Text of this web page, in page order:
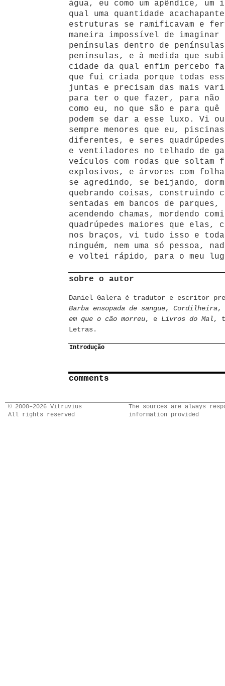
água, eu como um apêndice, um
qual uma quantidade
estruturas se ramificavam e
maneira impossível de imaginar
penínsulas dentro de
penínsulas, e à medida que
cidade da qual enfim percebo
que fui criada porque todas
juntas e precisam das mais
para ter o que fazer, para não
como eu, no que são e para quê
podem se dar a esse luxo. Vi
sempre menores que eu,
diferentes, e seres
e ventiladores no telhado de
veículos com rodas que soltam
explosivos, e árvores com
se agredindo, se beijando,
quebrando coisas, construindo
sentadas em bancos de
acendendo chamas, mordendo
quadrúpedes maiores que elas,
nos braços, vi tudo isso e
ninguém, nem uma só pessoa,
e voltei rápido, para o meu
sobre o autor
Daniel Galera é tradutor e escritor
Barba ensopada de sangue, Cordilheira,
em que o cão morreu, e Livros do Mal,
Letras.
Introdução
comments
© 2000–2026 Vitruvius
All rights reserved
The sources are always
information provided